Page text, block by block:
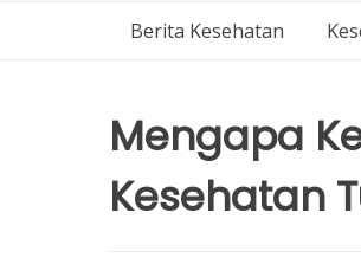
Berita Kesehatan
Mengapa
Kesehatan